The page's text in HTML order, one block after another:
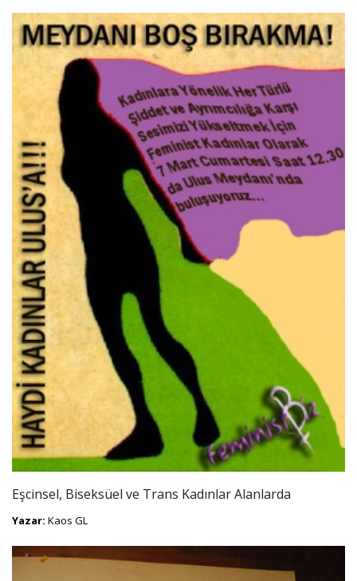
Eşcinsel, Biseksüel ve Trans Kadınlar Alanlarda
Yazar: Kaos GL